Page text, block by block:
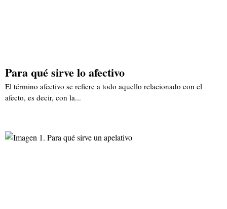
Para qué sirve lo afectivo
El término afectivo se refiere a todo aquello relacionado con el
afecto, es decir, con la...